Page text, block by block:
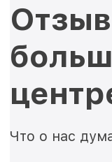
Что о нас